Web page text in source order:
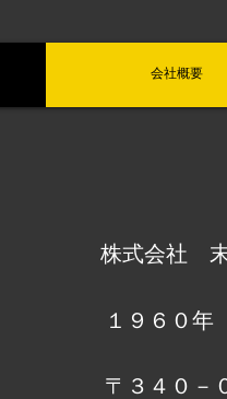
会社概要
​１９６０年
株式会社
〒３４０－